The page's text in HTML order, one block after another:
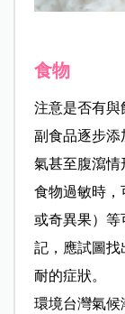
食物
注意是否有與
副食品逐步添
氣甚至腹瀉情
食物過敏時，
或奇異果）等
記，應試圖找
耐的症狀。
環境台灣氣候